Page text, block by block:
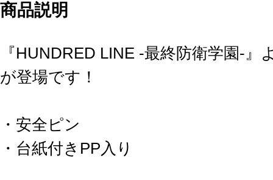
商品説明
『HUNDRED LINE -最終防衛学園-
が登場です！
・安全ピン
・台紙付きPP入り